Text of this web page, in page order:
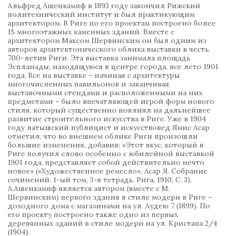
Альфред Ашенкампф в 1893 году закончил Рижский
политехнический институт и был практикующим
архитектором. В Риге по его проектам построено более
15 многоэтажных каменных зданий. Вместе с
архитектором Максом Шервинским он был одним из
авторов архитектонического облика выставки в честь
700-летия Риги. Эта выставка занимала площадь
Эспланады, находящуюся в центре города, все лето 1901
года. Все на выставке – начиная с архитектуры
многочисленных павильонов и заканчивая
выставочными стендами и расположенными на них
предметами – было впечатляющей игрой форм нового
стиля, который существенно повлиял на дальнейшее
развитие строительного искусства в Риге. Уже в 1904
году латышский публицист и искусствовед Янис Асар
отметил, что во внешнем облике Риги произошли
большие изменения, добавив: «Этот вкус, который в
Риге получил слово особенно с юбилейной выставкой
1901 года, представляет собой действительно нечто
новое» («Художественное ремесло», Асар Я. Собрание
сочинений. 1-ый том, 3-я тетрадь. Рига, 1910, С. 3).
А.Ашенкампф является автором (вместе с М.
Шервинским) первого здания в стиле модерн в Риге –
доходного дома с магазинами на ул. Аудею 7 (1899). По
его проекту построено также одно из первых
деревянных зданий в стиле модерн на ул. Кристапа 2/4
(1904).